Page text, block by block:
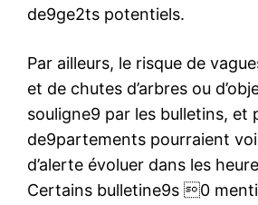
de9ge2ts potentiels.
Par ailleurs, le risque de
et de chutes d’arbres ou
souligne9 par les bulletins, et
de9partements pourraient
d’alerte évoluer dans les
Certains bulletine9s 0